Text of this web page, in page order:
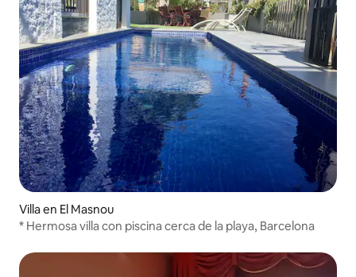
Villa en El Masnou
* Hermosa villa con piscina cerca de la playa, Barcelona